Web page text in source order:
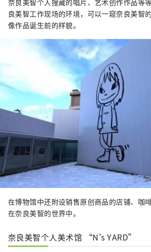
奈良美智个人搜藏的唱片、艺术创作作品等
良美智工作现场的环境，可以一窥奈良美智
像作品诞生前的样貌。
在博物馆中还附设销售原创商品的店铺、咖
在奈良美智的世界中。
奈良美智个人美术馆 “N's YARD”